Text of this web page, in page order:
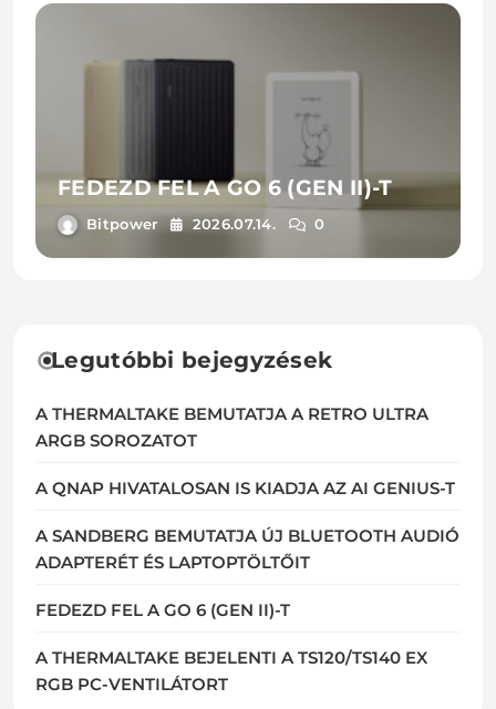
FEDEZD FEL A GO 6 (GEN II)-T
Bitpower 2026.07.14. 0
Legutóbbi bejegyzések
A THERMALTAKE BEMUTATJA A RETRO ULTRA
ARGB SOROZATOT
A QNAP HIVATALOSAN IS KIADJA AZ AI GENIUS-T
A SANDBERG BEMUTATJA ÚJ BLUETOOTH AUDIÓ
ADAPTERÉT ÉS LAPTOPTÖLTŐIT
FEDEZD FEL A GO 6 (GEN II)-T
A THERMALTAKE BEJELENTI A TS120/TS140 EX
RGB PC-VENTILÁTORT